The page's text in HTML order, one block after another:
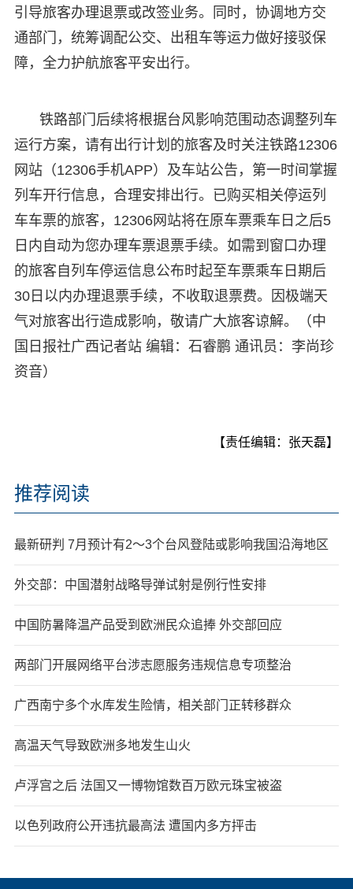
引导旅客办理退票或改签业务。同时，协调地方交
通部门，统筹调配公交、出租车等运力做好接驳保
障，全力护航旅客平安出行。
铁路部门后续将根据台风影响范围动态调整列车
运行方案，请有出行计划的旅客及时关注铁路12306
网站（12306手机APP）及车站公告，第一时间掌握
列车开行信息，合理安排出行。已购买相关停运列
车车票的旅客，12306网站将在原车票乘车日之后5
日内自动为您办理车票退票手续。如需到窗口办理
的旅客自列车停运信息公布时起至车票乘车日期后
30日以内办理退票手续，不收取退票费。因极端天
气对旅客出行造成影响，敬请广大旅客谅解。（中
国日报社广西记者站 编辑：石睿鹏 通讯员：李尚珍
资音）
【责任编辑：张天磊】
推荐阅读
最新研判 7月预计有2～3个台风登陆或影响我国沿海地区
外交部：中国潜射战略导弹试射是例行性安排
中国防暑降温产品受到欧洲民众追捧 外交部回应
两部门开展网络平台涉志愿服务违规信息专项整治
广西南宁多个水库发生险情，相关部门正转移群众
高温天气导致欧洲多地发生山火
卢浮宫之后 法国又一博物馆数百万欧元珠宝被盗
以色列政府公开违抗最高法 遭国内多方抨击